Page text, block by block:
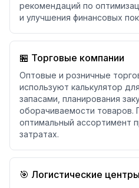
рекомендаций по
и улучшения финансовых
🏪 Торговые компании
Оптовые и розничные
используют калькулятор
запасами, планирования
оборачиваемости
оптимальный ассортимент
затратах.
🎯 Логистические центры